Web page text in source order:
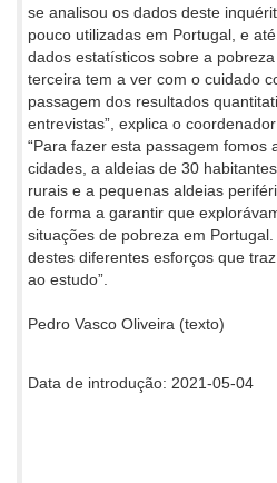
se analisou os dados deste
pouco utilizadas em Portugal, e
dados estatísticos sobre a
terceira tem a ver com o cuidado
passagem dos resultados
entrevistas”, explica o
“Para fazer esta passagem fomos
cidades, a aldeias de 30
rurais e a pequenas aldeias
de forma a garantir que
situações de pobreza em
destes diferentes esforços que
ao estudo”.
Pedro Vasco Oliveira (texto)
Data de introdução: 2021-05-04